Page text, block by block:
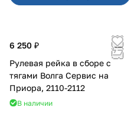
6 250 ₽
Рулевая рейка в сборе с
тягами Волга Сервис на
Приора, 2110-2112
В наличии